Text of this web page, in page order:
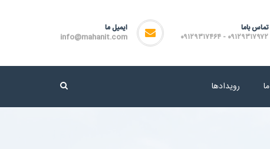
ایمیل ما
info@mahanit.com
تماس باما
۰۹۱۲۹۳۱۷۹۷۲ - ۰۹۱۲۹۳۱۷۴۶۴
رویدادها